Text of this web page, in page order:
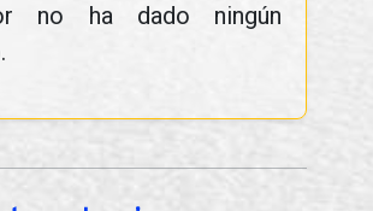
no ha dado ningún